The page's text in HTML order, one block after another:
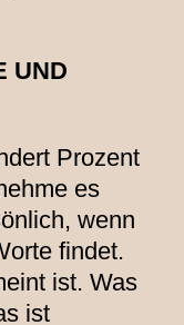
UND
Prozent
es
wenn
findet.
ist. Was
ist